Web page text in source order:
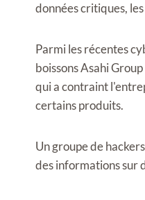
données critiques,
Parmi les récentes
boissons Asahi
qui a contraint
certains produits.
Un groupe de
des informations sur